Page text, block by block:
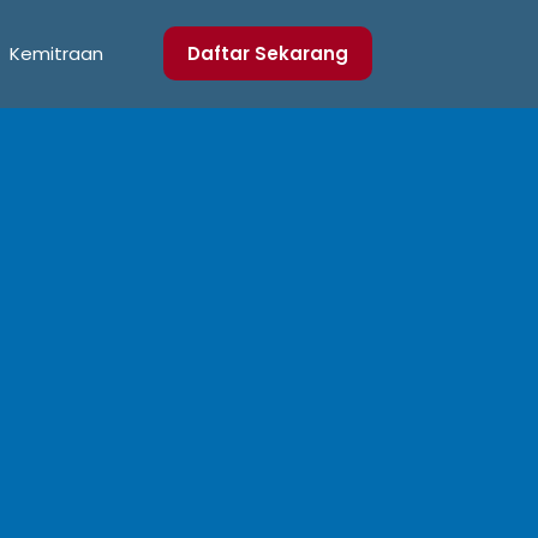
Kemitraan Daftar Sekarang